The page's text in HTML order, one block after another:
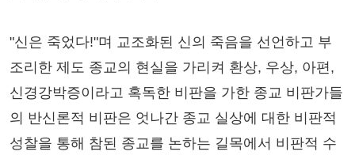
"신은 죽었다!"며 교조화된 신의 죽음을 선언하고 부
조리한 제도 종교의 현실을 가리켜 환상, 우상, 아편,
신경강박증이라고 혹독한 비판을 가한 종교 비판가들
의 반신론적 비판은 엇나간 종교 실상에 대한 비판적
성찰을 통해 참된 종교를 논하는 길목에서 비판적 수